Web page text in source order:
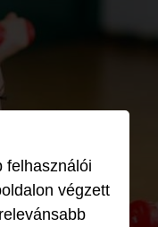
felhasználói
végzett